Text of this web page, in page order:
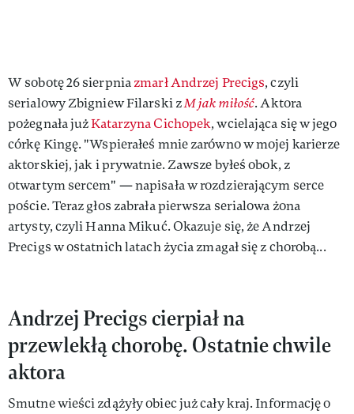
W sobotę 26 sierpniazmarł Andrzej Precigs, czyli
serialowy Zbigniew Filarski zM jak miłość. Aktora
pożegnała jużKatarzyna Cichopek, wcielająca się w jego
córkę Kingę. "Wspierałeś mnie zarówno w mojej karierze
aktorskiej, jak i prywatnie. Zawsze byłeś obok, z
otwartym sercem" — napisała w rozdzierającym serce
poście. Teraz głos zabrała pierwsza serialowa żona
artysty, czyli Hanna Mikuć. Okazuje się, że Andrzej
Precigs w ostatnich latach życia zmagał się z chorobą...
Andrzej Precigs cierpiał na
przewlekłą chorobę. Ostatnie chwile
aktora
Smutne wieści zdążyły obiec już cały kraj. Informację o